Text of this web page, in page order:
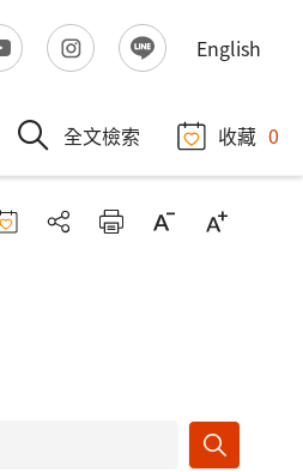
English
全文檢索 收藏 0